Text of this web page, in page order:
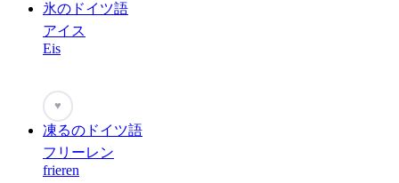
氷のドイツ語
アイス
Eis
♥
凍るのドイツ語
フリーレン
frieren